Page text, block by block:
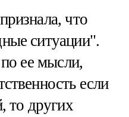
что
ситуации".
ее мысли,
если
то других